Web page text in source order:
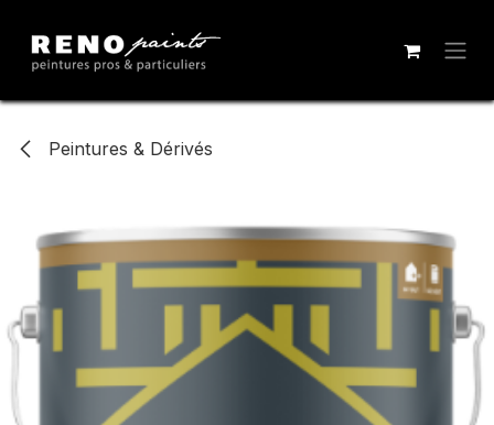
Peintures & Dérivés